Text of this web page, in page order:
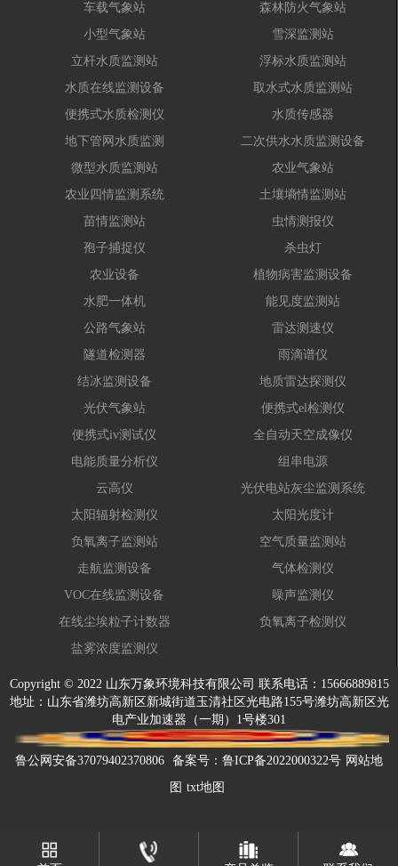
车载气象站
森林防火气象站
小型气象站
雪深监测站
立杆水质监测站
浮标水质监测站
水质在线监测设备
取水式水质监测站
便携式水质检测仪
水质传感器
地下管网水质监测
二次供水水质监测设备
微型水质监测站
农业气象站
农业四情监测系统
土壤墒情监测站
苗情监测站
虫情测报仪
孢子捕捉仪
杀虫灯
农业设备
植物病害监测设备
水肥一体机
能见度监测站
公路气象站
雷达测速仪
隧道检测器
雨滴谱仪
结冰监测设备
地质雷达探测仪
光伏气象站
便携式el检测仪
便携式iv测试仪
全自动天空成像仪
电能质量分析仪
组串电源
云高仪
光伏电站灰尘监测系统
太阳辐射检测仪
太阳光度计
负氧离子监测站
空气质量监测站
走航监测设备
气体检测仪
VOC在线监测设备
噪声监测仪
在线尘埃粒子计数器
负氧离子检测仪
盐雾浓度监测仪
Copyright © 2022 山东万象环境科技有限公司 联系电话：15666889815
地址：山东省潍坊高新区新城街道玉清社区光电路155号潍坊高新区光
电产业加速器（一期）1号楼301
鲁公网安备37079402370806 备案号： 鲁ICP备2022000322号 网站地
图 txt地图